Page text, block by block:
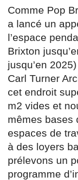
Comme Pop
a lancé un
l’espace
Brixton
jusqu’en
Carl Turner
cet endroit
m2 vides et
mêmes bases
espaces de
à des loyers
prélevons un
programme